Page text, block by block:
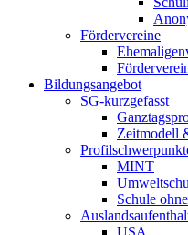
Fördervereine
Bildungsangebot
SG-kurzgefasst
Zeitmodell
MINT
Schule
USA